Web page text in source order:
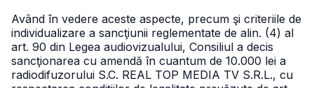
Având în vedere aceste aspecte, precum şi criteriile de
individualizare a sancţiunii reglementate de alin. (4) al
art. 90 din Legea audiovizualului, Consiliul a decis
sancţionarea cu amendă în cuantum de 10.000 lei a
radiodifuzorului S.C. REAL TOP MEDIA TV S.R.L., cu